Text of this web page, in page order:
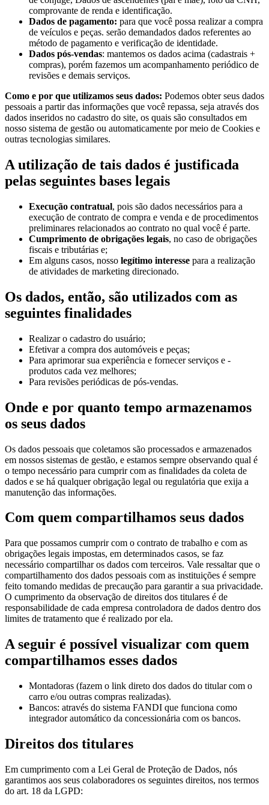
comprovante de renda e identificação.
Dados de pagamento: para que você possa realizar a compra
de veículos e peças. serão demandados dados referentes ao
método de pagamento e verificação de identidade.
Dados pós-vendas: mantemos os dados acima (cadastrais +
compras), porém fazemos um acompanhamento periódico de
revisões e demais serviços.
Como e por que utilizamos seus dados: Podemos obter seus dados
pessoais a partir das informações que você repassa, seja através dos
dados inseridos no cadastro do site, os quais são consultados em
nosso sistema de gestão ou automaticamente por meio de Cookies e
outras tecnologias similares.
A utilização de tais dados é justificada
pelas seguintes bases legais
Execução contratual, pois são dados necessários para a
execução de contrato de compra e venda e de procedimentos
preliminares relacionados ao contrato no qual você é parte.
Cumprimento de obrigações legais, no caso de obrigações
fiscais e tributárias e;
Em alguns casos, nosso legítimo interesse para a realização
de atividades de marketing direcionado.
Os dados, então, são utilizados com as
seguintes finalidades
Realizar o cadastro do usuário;
Efetivar a compra dos automóveis e peças;
Para aprimorar sua experiência e fornecer serviços e -
produtos cada vez melhores;
Para revisões periódicas de pós-vendas.
Onde e por quanto tempo armazenamos
os seus dados
Os dados pessoais que coletamos são processados e armazenados
em nossos sistemas de gestão, e estamos sempre observando qual é
o tempo necessário para cumprir com as finalidades da coleta de
dados e se há qualquer obrigação legal ou regulatória que exija a
manutenção das informações.
Com quem compartilhamos seus dados
Para que possamos cumprir com o contrato de trabalho e com as
obrigações legais impostas, em determinados casos, se faz
necessário compartilhar os dados com terceiros. Vale ressaltar que o
compartilhamento dos dados pessoais com as instituições é sempre
feito tomando medidas de precaução para garantir a sua privacidade.
O cumprimento da observação de direitos dos titulares é de
responsabilidade de cada empresa controladora de dados dentro dos
limites de tratamento que é realizado por ela.
A seguir é possível visualizar com quem
compartilhamos esses dados
Montadoras (fazem o link direto dos dados do titular com o
carro e/ou outras compras realizadas).
Bancos: através do sistema FANDI que funciona como
integrador automático da concessionária com os bancos.
Direitos dos titulares
Em cumprimento com a Lei Geral de Proteção de Dados, nós
garantimos aos seus colaboradores os seguintes direitos, nos termos
do art. 18 da LGPD: